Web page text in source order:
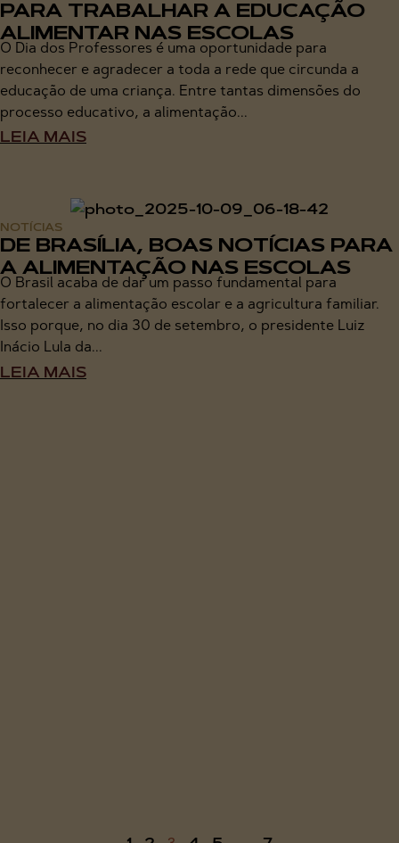
PARA TRABALHAR A EDUCAÇÃO
ALIMENTAR NAS ESCOLAS
O Dia dos Professores é uma oportunidade para
reconhecer e agradecer a toda a rede que circunda a
educação de uma criança. Entre tantas dimensões do
processo educativo, a alimentação...
LEIA MAIS
NOTÍCIAS
DE BRASÍLIA, BOAS NOTÍCIAS PARA
A ALIMENTAÇÃO NAS ESCOLAS
O Brasil acaba de dar um passo fundamental para
fortalecer a alimentação escolar e a agricultura familiar.
Isso porque, no dia 30 de setembro, o presidente Luiz
Inácio Lula da...
LEIA MAIS